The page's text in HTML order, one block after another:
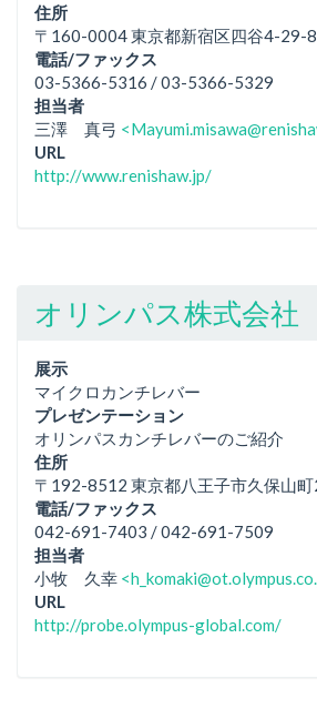
住所
〒160-0004 東京都新宿区四谷4-29-8
電話/ファックス
03-5366-5316 / 03-5366-5329
担当者
三澤 真弓
URL
http://www.renishaw.jp/
オリンパス株式会社
展示
マイクロカンチレバー
プレゼンテーション
オリンパスカンチレバーのご紹介
住所
〒192-8512 東京都八王子市久保山
電話/ファックス
042-691-7403 / 042-691-7509
担当者
小牧 久幸
URL
http://probe.olympus-global.com/